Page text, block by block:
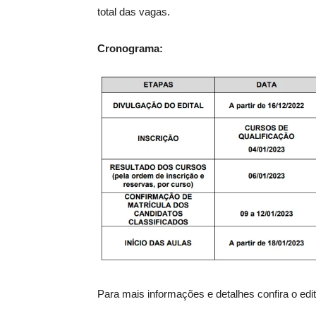
total das vagas.
Cronograma:
Para mais informações e detalhes confira o